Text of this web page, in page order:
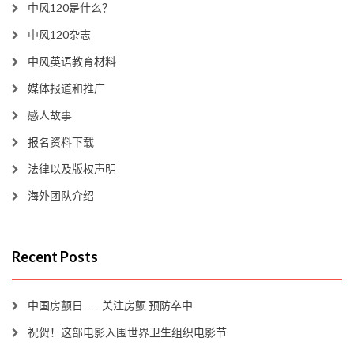
中风120是什么？
中风120杂志
中风英语教育材料
媒体报道和推广
感人故事
报名资料下载
法律以及版权声明
海外团队介绍
Recent Posts
中国房颤日——关注房颤 预防卒中
祝贺！这部电影入围世界卫生组织电影节